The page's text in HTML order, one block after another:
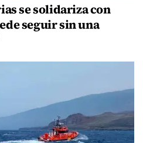
se solidariza con
seguir sin una